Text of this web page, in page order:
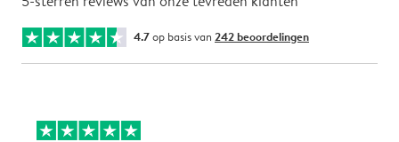
4.7op basis van 242 beoordelingen